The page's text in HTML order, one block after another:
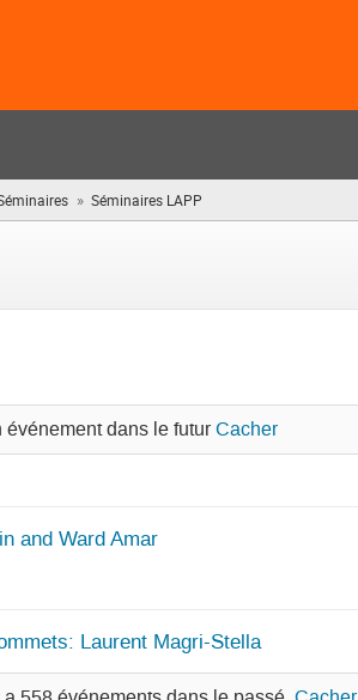
» Séminaires LAPP
êtes
événement dans le futurCacher
and Ward Amar
Laurent Magri-Stella